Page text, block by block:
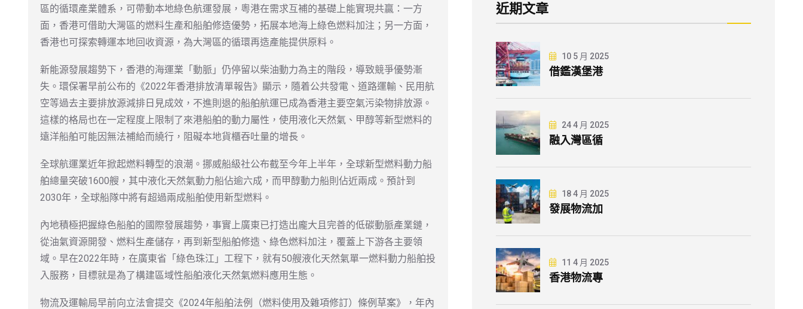
區的循環產業體系，可帶動本地綠色航運發展，粵港在需求互補的基礎上能實現共贏：一方
面，香港可借助大灣區的燃料生產和船舶修造優勢，拓展本地海上綠色燃料加注；另一方面，
香港也可探索轉運本地回收資源，為大灣區的循環再造產能提供原料。
新能源發展趨勢下，香港的海運業「動脈」仍停留以柴油動力為主的階段，導致競爭優勢漸
失。環保署早前公布的《2022年香港排放清單報告》顯示，隨着公共發電、道路運輸、民用航
空等過去主要排放源減排日見成效，不進則退的船舶航運已成為香港主要空氣污染物排放源。
這樣的格局也在一定程度上限制了來港船舶的動力屬性，使用液化天然氣、甲醇等新型燃料的
遠洋船舶可能因無法補給而繞行，阻礙本地貨櫃吞吐量的增長。
全球航運業近年掀起燃料轉型的浪潮。挪威船級社公布截至今年上半年，全球新型燃料動力船
舶總量突破1600艘，其中液化天然氣動力船佔逾六成，而甲醇動力船則佔近兩成。預計到
2030年，全球船隊中將有超過兩成船舶使用新型燃料。
內地積極把握綠色船舶的國際發展趨勢，事實上廣東已打造出龐大且完善的低碳動脈產業鏈，
從油氣資源開發、燃料生產儲存，再到新型船舶修造、綠色燃料加注，覆蓋上下游各主要領
域。早在2022年時，在廣東省「綠色珠江」工程下，就有50艘液化天然氣單一燃料動力船舶投
入服務，目標就是為了構建區域性船舶液化天然氣燃料應用生態。
物流及運輸局早前向立法會提交《2024年船舶法例（燃料使用及雜項修訂）條例草案》，年內
近期文章
10 5 月 2025
借鑑漢堡港
24 4 月 2025
融入灣區循
18 4 月 2025
發展物流加
11 4 月 2025
香港物流專